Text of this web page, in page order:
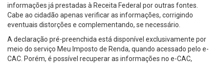
informações já prestadas à Receita Federal por outras fontes.
Cabe ao cidadão apenas verificar as informações, corrigindo
eventuais distorções e complementando, se necessário.
A declaração pré-preenchida está disponível exclusivamente por
meio do serviço Meu Imposto de Renda, quando acessado pelo e-
CAC. Porém, é possível recuperar as informações no e-CAC,